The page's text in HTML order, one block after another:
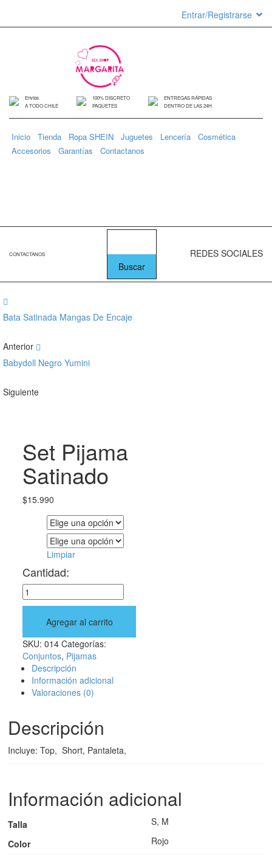
Entrar/Registrarse
Envíos
A TODO CHILE
100% DISCRETO
PAQUETES
ENTREGAS RÁPIDAS
DENTRO DE LAS 24H
Inicio Tienda Ropa SHEIN Juguetes Lencería
Cosmética
Accesorios
Garantías Contactanos
CONTACTANOS REDES SOCIALES
Bata Satinada Mangas De Encaje
Anterior
Babydoll Negro Yumini
Siguiente
Set Pijama
Satinado
$15.990
Limpiar
Cantidad:
Agregar al carrito
SKU: 014 Categorías:
Conjuntos, Pijamas
Descripción
Información adicional
Valoraciones (0)
Descripción
Incluye: Top, Short, Pantaleta,
Información adicional
Talla
S, M
Color
Rojo